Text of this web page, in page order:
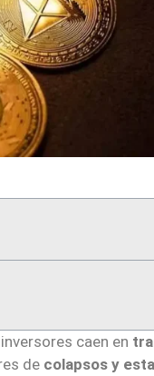
inversores caen en
de colapsos y